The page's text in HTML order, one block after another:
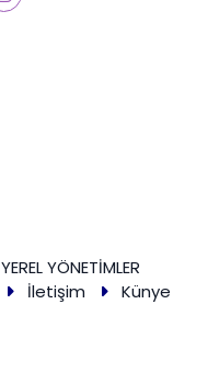
YEREL YÖNETİMLER
İletişim
Künye